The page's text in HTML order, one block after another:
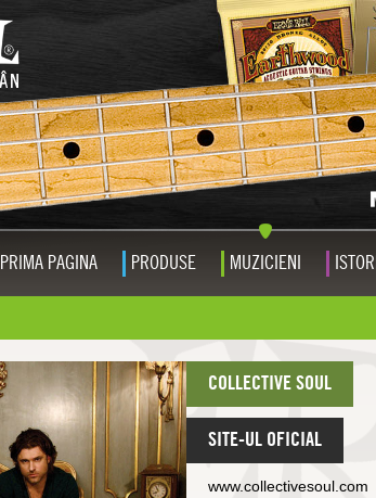
PRIMA PAGINA PRODUSE MUZICIENI
COLLECTIVE SOUL
SITE-UL OFICIAL
www.collectivesoul.com